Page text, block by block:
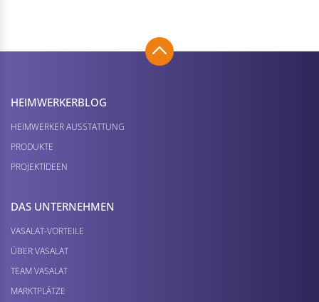
HEIMWERKER­BLOG
HEIMWERKER AUSSTATTUNG
PRODUKTE
PROJEKTIDEEN
DAS UNTERNEHMEN
VASALAT-VORTEILE
ÜBER VASALAT
TEAM VASALAT
MARKTPLÄTZE